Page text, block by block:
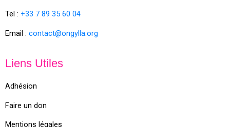
Tel : +33 7 89 35 60 04
Email : contact@ongylla.org
Liens Utiles
Adhésion
Faire un don
Mentions légales